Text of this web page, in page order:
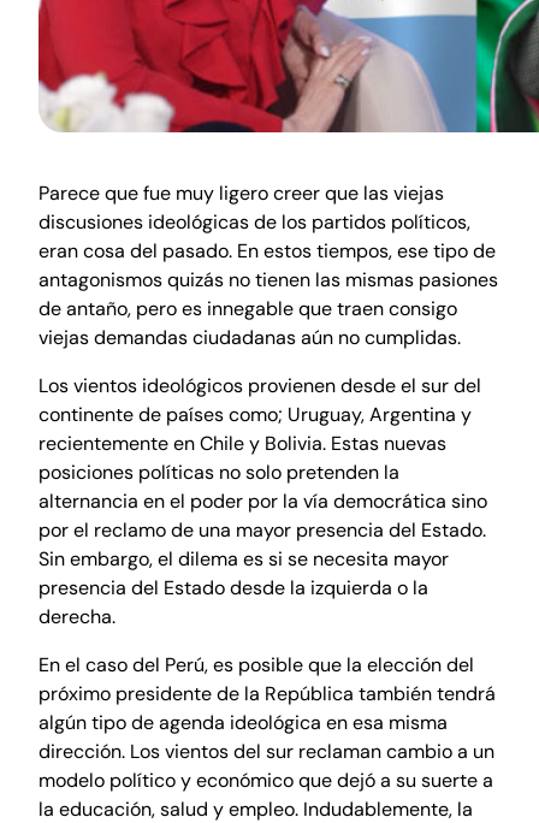
Parece que fue muy ligero creer que las viejas
discusiones ideológicas de los partidos políticos,
eran cosa del pasado. En estos tiempos, ese tipo de
antagonismos quizás no tienen las mismas pasiones
de antaño, pero es innegable que traen consigo
viejas demandas ciudadanas aún no cumplidas.
Los vientos ideológicos provienen desde el sur del
continente de países como; Uruguay, Argentina y
recientemente en Chile y Bolivia. Estas nuevas
posiciones políticas no solo pretenden la
alternancia en el poder por la vía democrática sino
por el reclamo de una mayor presencia del Estado.
Sin embargo, el dilema es si se necesita mayor
presencia del Estado desde la izquierda o la
derecha.
En el caso del Perú, es posible que la elección del
próximo presidente de la República también tendrá
algún tipo de agenda ideológica en esa misma
dirección. Los vientos del sur reclaman cambio a un
modelo político y económico que dejó a su suerte a
la educación, salud y empleo. Indudablemente, la